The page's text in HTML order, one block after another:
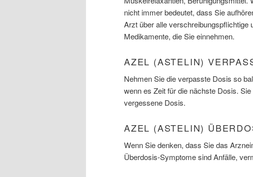
nicht immer bedeutet, dass Sie
Arzt über alle verschreibungspflichtige
Medikamente, die Sie einnehmen.
AZEL (ASTELIN)
Nehmen Sie die verpasste Dosis so
wenn es Zeit für die nächste Dosis.
vergessene Dosis.
AZEL (ASTELIN)
Wenn Sie denken, dass Sie das
Überdosis-Symptome sind Anfälle,